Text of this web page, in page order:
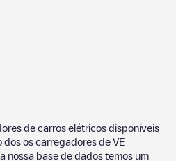
de carros elétricos disponíveis
dos os carregadores de VE
nossa base de dados temos um